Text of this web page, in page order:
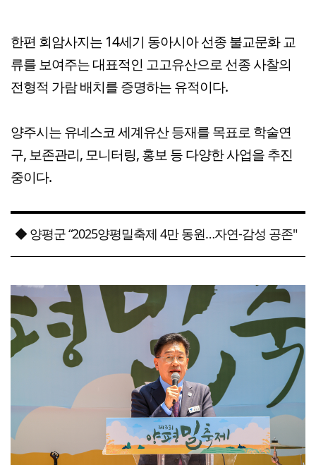
한편 회암사지는 14세기 동아시아 선종 불교문화 교
류를 보여주는 대표적인 고고유산으로 선종 사찰의
전형적 가람 배치를 증명하는 유적이다.
양주시는 유네스코 세계유산 등재를 목표로 학술연
구, 보존관리, 모니터링, 홍보 등 다양한 사업을 추진
중이다.
◆ 양평군 “2025양평밀축제 4만 동원…자연-감성 공존"